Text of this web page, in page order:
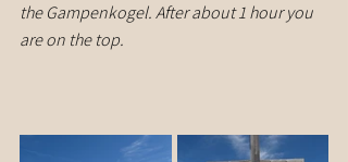
the Gampenkogel. After about 1 hour you
are on the top.